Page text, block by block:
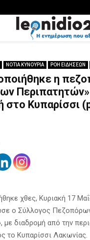
ΝΟΤΙΑ ΚΥΝΟΥΡΙΑ ΡΟΗ ΕΙΔΗΣΕΩΝ
η
στο Κυπαρίσσι
χθες, Κυριακή 17
ο Σύλλογος
με διαδρομή από την
το Κυπαρίσσι Λακωνίας.